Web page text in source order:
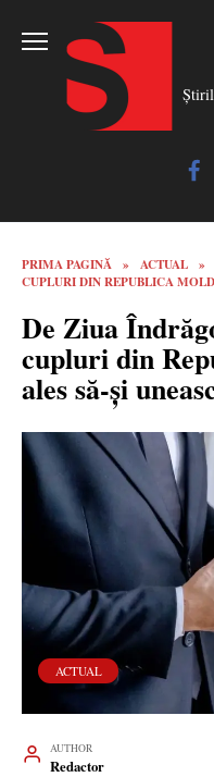
PRIMA PAGINĂ » ACTUAL »
CUPLURI DIN REPUBLICA
De Ziua
cupluri din
ales să-și
ACTUAL
AUTHOR
Redactor